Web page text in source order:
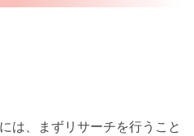
は、まずリサーチを行うこと